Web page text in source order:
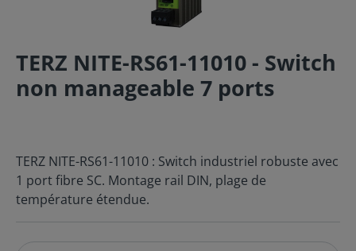
TERZ NITE-RS61-11010 - Switch
non manageable 7 ports
TERZ NITE-RS61-11010 : Switch industriel robuste avec
1 port fibre SC. Montage rail DIN, plage de
température étendue.